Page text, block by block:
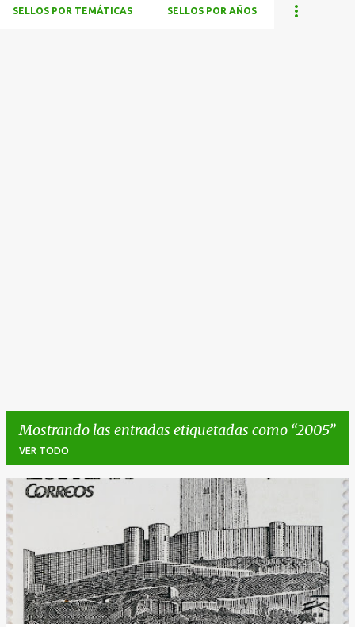
SELLOS POR TEMÁTICAS SELLOS POR AÑOS
Mostrando las entradas etiquetadas como 2005
VER TODO
E
n
t
r
a
d